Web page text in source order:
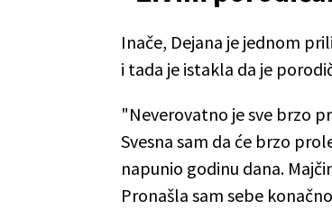
Inače, Dejana je jednom
i tada je istakla da je
"Neverovatno je sve brzo
Svesna sam da će brzo
napunio godinu dana.
Pronašla sam sebe